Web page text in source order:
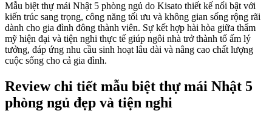
Mẫu biệt thự mái Nhật 5 phòng ngủ do Kisato thiết kế nổi bật với
kiến trúc sang trọng, công năng tối ưu và không gian sống rộng rãi
dành cho gia đình đông thành viên. Sự kết hợp hài hòa giữa thẩm
mỹ hiện đại và tiện nghi thực tế giúp ngôi nhà trở thành tổ ấm lý
tưởng, đáp ứng nhu cầu sinh hoạt lâu dài và nâng cao chất lượng
cuộc sống cho cả gia đình.
Review chi tiết mẫu biệt thự mái Nhật 5
phòng ngủ đẹp và tiện nghi